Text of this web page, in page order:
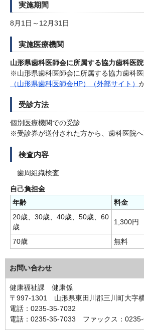
実施期間
8月1日～12月31日
実施医療機関
山形県歯科医師会に所属する協力歯科医院
※山形県歯科医師会に所属する協力歯科
（山形県歯科医師会HP）（外部サイト）
受診方法
個別医療機関での受診
※受診券が送付された方から、歯科医院へ
検査内容
歯周組織検査
自己負担金
年齢
料金
20歳、30歳、40歳、50歳、60
歳
1,300円
70歳 無料
お問い合わせ
健康福祉課 健康係
〒997-1301 山形県東田川郡三川町大字
電話：0235-35-7032
電話：0235-35-7033 ファックス：